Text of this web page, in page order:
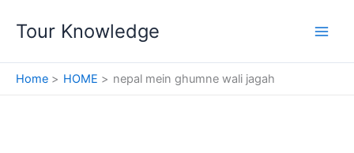
Tour Knowledge
Home HOME nepal mein ghumne wali jagah